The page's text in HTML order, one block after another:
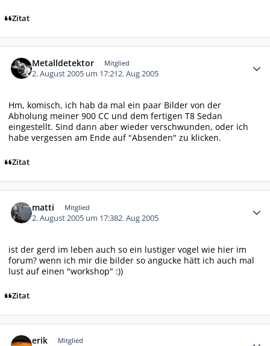
Zitat
Metalldetektor Mitglied
2. August 2005 um 17:212. Aug 2005
Hm, komisch, ich hab da mal ein paar Bilder von der
Abholung meiner 900 CC und dem fertigen T8 Sedan
eingestellt. Sind dann aber wieder verschwunden, oder ich
habe vergessen am Ende auf "Absenden" zu klicken.
Zitat
matti Mitglied
2. August 2005 um 17:382. Aug 2005
ist der gerd im leben auch so ein lustiger vogel wie hier im
forum? wenn ich mir die bilder so angucke hätt ich auch mal
lust auf einen "workshop" :))
Zitat
erik Mitglied